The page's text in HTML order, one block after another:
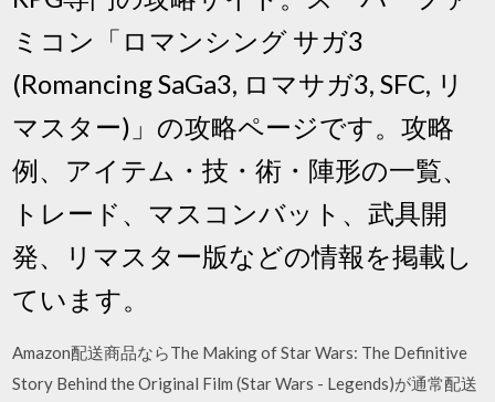
ミコン「ロマンシング サガ3
(Romancing SaGa3, ロマサガ3, SFC, リ
マスター)」の攻略ページです。攻略
例、アイテム・技・術・陣形の一覧、
トレード、マスコンバット、武具開
発、リマスター版などの情報を掲載し
ています。
Amazon配送商品ならThe Making of Star Wars: The Definitive
Story Behind the Original Film (Star Wars - Legends)が通常配送